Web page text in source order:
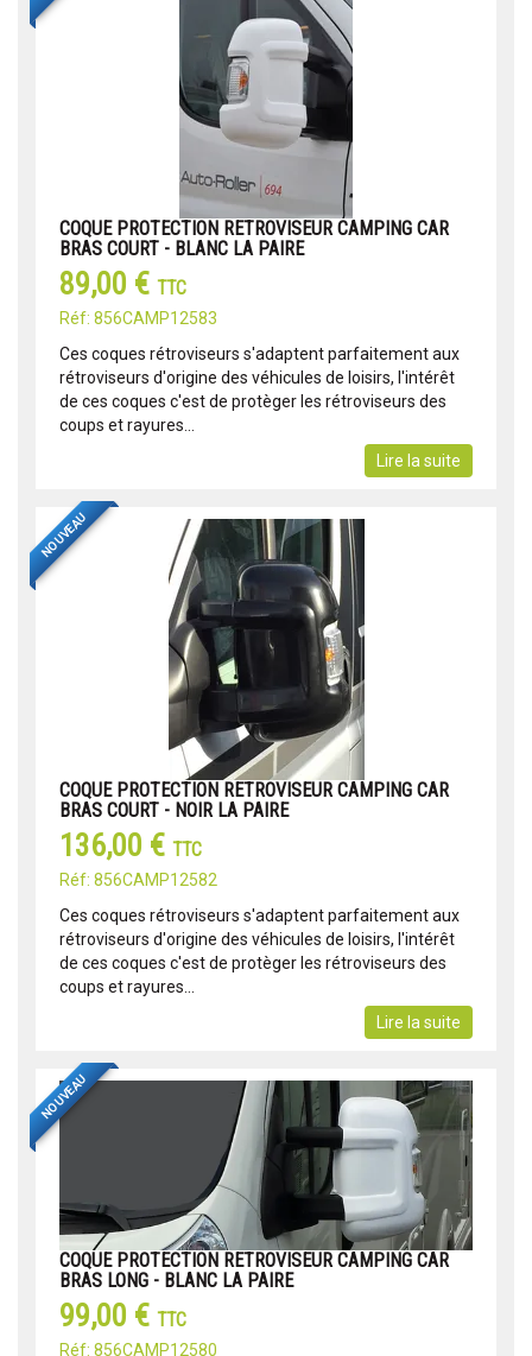
COQUE PROTECTION RETROVISEUR CAMPING CAR
BRAS COURT - BLANC LA PAIRE
89,00 € TTC
Réf: 856CAMP12583
Ces coques rétroviseurs s'adaptent parfaitement aux
rétroviseurs d'origine des véhicules de loisirs, l'intérêt
de ces coques c'est de protèger les rétroviseurs des
coups et rayures...
Lire la suite
NOUVEAU
COQUE PROTECTION RETROVISEUR CAMPING CAR
BRAS COURT - NOIR LA PAIRE
136,00 € TTC
Réf: 856CAMP12582
Ces coques rétroviseurs s'adaptent parfaitement aux
rétroviseurs d'origine des véhicules de loisirs, l'intérêt
de ces coques c'est de protèger les rétroviseurs des
coups et rayures...
Lire la suite
NOUVEAU
COQUE PROTECTION RETROVISEUR CAMPING CAR
BRAS LONG - BLANC LA PAIRE
99,00 € TTC
Réf: 856CAMP12580